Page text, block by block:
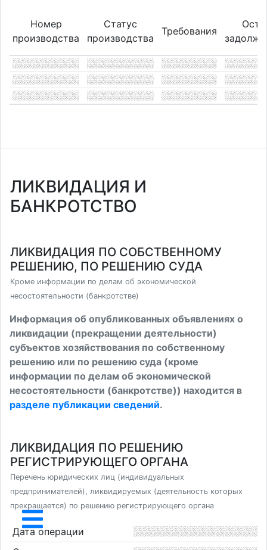
Номер
производства
Статус
производства
Требования
ЛИКВИДАЦИЯ И
БАНКРОТСТВО
ЛИКВИДАЦИЯ ПО СОБСТВЕННОМУ
РЕШЕНИЮ, ПО РЕШЕНИЮ СУДА
Кроме информации по делам об экономической
несостоятельности (банкротстве)
Информация об опубликованных объявлениях о
ликвидации (прекращении деятельности)
субъектов хозяйствования по собственному
решению или по решению суда (кроме
информации по делам об экономической
несостоятельности (банкротстве)) находится в
разделе публикации сведений.
ЛИКВИДАЦИЯ ПО РЕШЕНИЮ
РЕГИСТРИРУЮЩЕГО ОРГАНА
Перечень юридических лиц (индивидуальных
предпринимателей), ликвидируемых (деятельность которых
прекращается) по решению регистрирующего органа
Дата операции